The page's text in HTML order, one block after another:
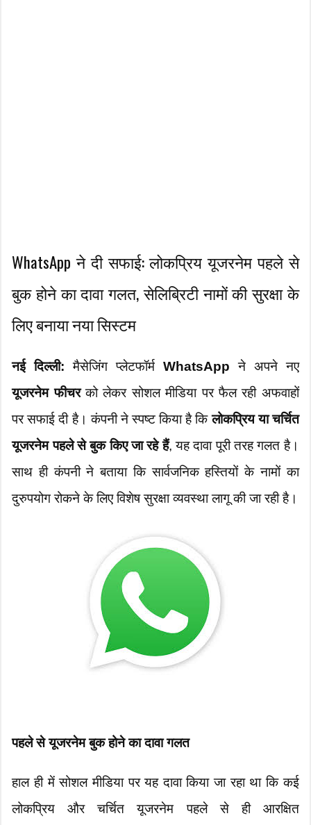
WhatsApp ने दी सफाई: लोकप्रिय यूजरनेम पहले से
बुक होने का दावा गलत, सेलिब्रिटी नामों की सुरक्षा के
लिए बनाया नया सिस्टम
नई दिल्ली: मैसेजिंग प्लेटफॉर्म WhatsApp ने अपने नए
यूजरनेम फीचरको लेकर सोशल मीडिया पर फैल रही अफवाहों
पर सफाई दी है। कंपनी ने स्पष्ट किया है किलोकप्रिय या चर्चित
यूजरनेम पहले से बुक किए जा रहे हैं, यह दावा पूरी तरह गलत है।
साथ ही कंपनी ने बताया कि सार्वजनिक हस्तियों के नामों का
दुरुपयोग रोकने के लिए विशेष सुरक्षा व्यवस्था लागू की जा रही है।
पहले से यूजरनेम बुक होने का दावा गलत
हाल ही में सोशल मीडिया पर यह दावा किया जा रहा था कि कई
लोकप्रिय और चर्चित यूजरनेम पहले से ही आरक्षित